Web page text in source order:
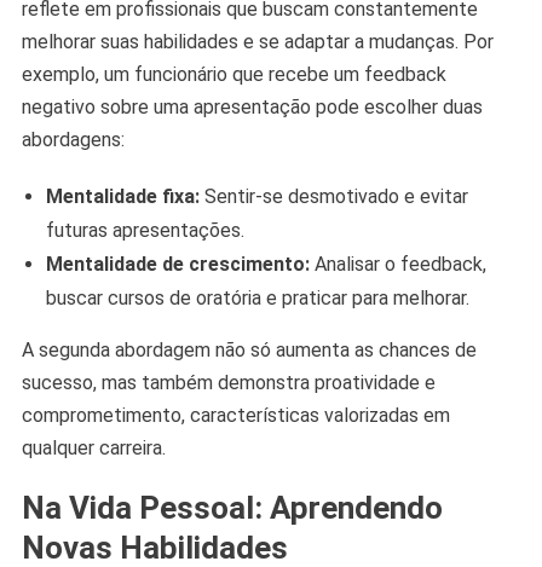
reflete em profissionais que buscam constantemente
melhorar suas habilidades e se adaptar a mudanças. Por
exemplo, um funcionário que recebe um feedback
negativo sobre uma apresentação pode escolher duas
abordagens:
Mentalidade fixa:Sentir-se desmotivado e evitar
futuras apresentações.
Mentalidade de crescimento:Analisar o feedback,
buscar cursos de oratória e praticar para melhorar.
A segunda abordagem não só aumenta as chances de
sucesso, mas também demonstra proatividade e
comprometimento, características valorizadas em
qualquer carreira.
Na Vida Pessoal: Aprendendo
Novas Habilidades